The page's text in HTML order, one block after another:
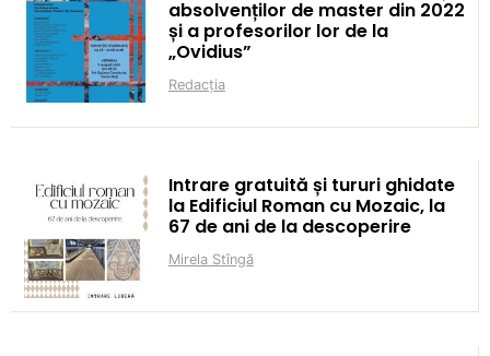
absolvenților de master din 2022
și a profesorilor lor de la
„Ovidius”
Redacția
Intrare gratuită și tururi ghidate
la Edificiul Roman cu Mozaic, la
67 de ani de la descoperire
Mirela Stîngă